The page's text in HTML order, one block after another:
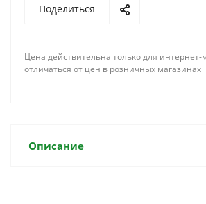
Поделиться
Цена действительна только для
отличаться от цен в розничных магазинах
Описание